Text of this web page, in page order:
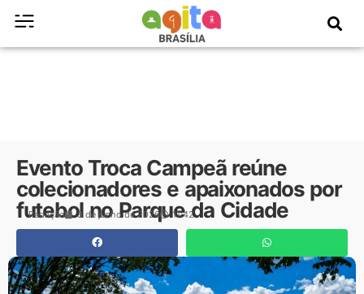
Evento Troca Campeã reúne
colecionadores e apaixonados por
futebol no Parque da Cidade
Redação 3 de junho de 2026 11:42